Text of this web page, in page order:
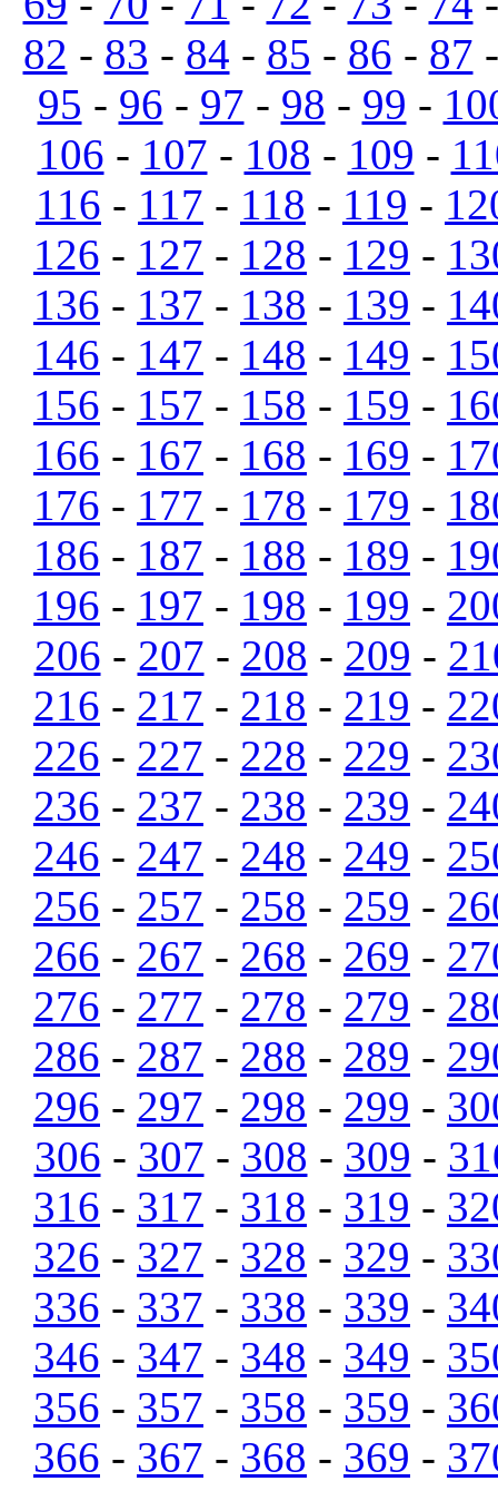
82 - 83 - 84 - 85 - 86 - 87
95 - 96 - 97 - 98 - 99 -
106 - 107 - 108 - 109 -
116 - 117 - 118 - 119 -
126 - 127 - 128 - 129 -
136 - 137 - 138 - 139 -
146 - 147 - 148 - 149 -
156 - 157 - 158 - 159 -
166 - 167 - 168 - 169 -
176 - 177 - 178 - 179 -
186 - 187 - 188 - 189 -
196 - 197 - 198 - 199 -
206 - 207 - 208 - 209 -
216 - 217 - 218 - 219 -
226 - 227 - 228 - 229 -
236 - 237 - 238 - 239 -
246 - 247 - 248 - 249 -
256 - 257 - 258 - 259 -
266 - 267 - 268 - 269 -
276 - 277 - 278 - 279 -
286 - 287 - 288 - 289 -
296 - 297 - 298 - 299 -
306 - 307 - 308 - 309 -
316 - 317 - 318 - 319 -
326 - 327 - 328 - 329 -
336 - 337 - 338 - 339 -
346 - 347 - 348 - 349 -
356 - 357 - 358 - 359 -
366 - 367 - 368 - 369 -